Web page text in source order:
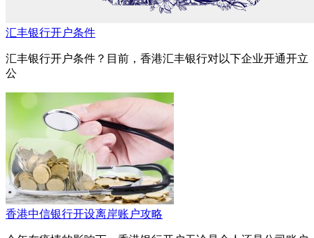
汇丰银行开户条件
汇丰银行开户条件？目前，香港汇丰银行对以下企业开通开立
公
香港中信银行开设离岸账户攻略